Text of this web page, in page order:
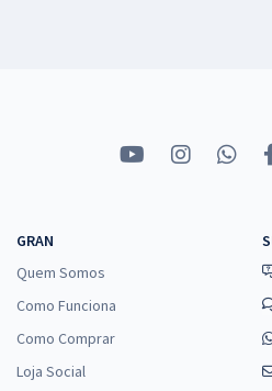
GRAN
Quem Somos
Como Funciona
Como Comprar
Loja Social